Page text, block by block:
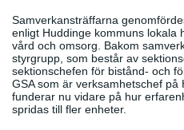
Samverkansträffarna
enligt Huddinge kommuns lokala
vård och omsorg. Bakom
styrgrupp, som består av
sektionschefen för bistånd- och
GSA som är verksamhetschef
funderar nu vidare på hur
spridas till fler enheter.